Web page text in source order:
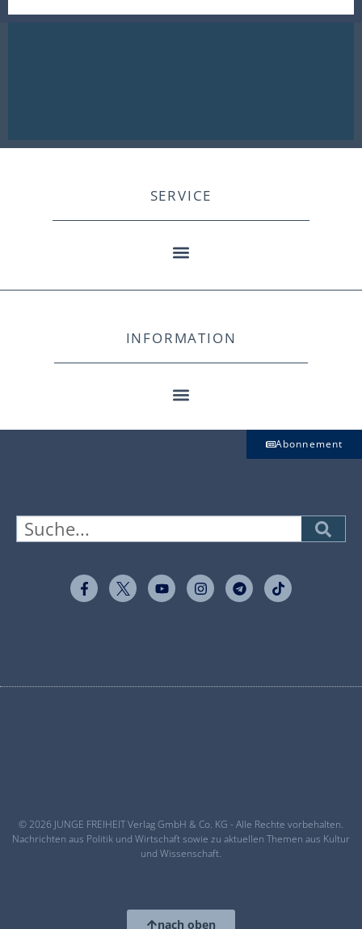
SERVICE
INFORMATION
Abonnement
© 2026 JUNGE FREIHEIT Verlag GmbH & Co. KG - Alle Rechte vorbehalten.
Nachrichten aus Politik und Wirtschaft sowie zu aktuellen Themen aus Kultur
und Wissenschaft.
nach oben